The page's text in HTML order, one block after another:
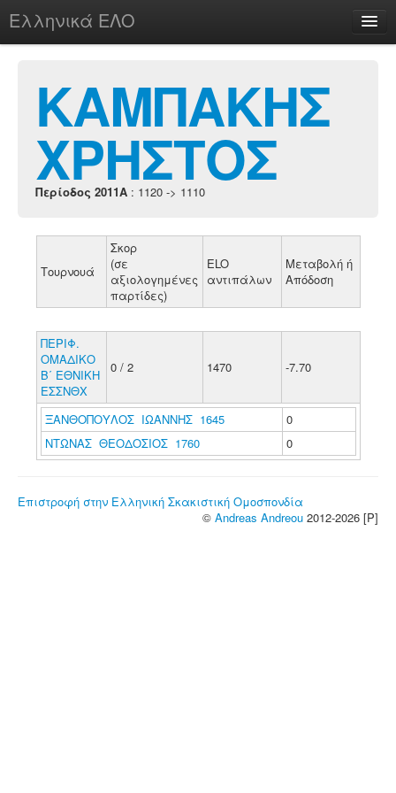
Ελληνικά ΕΛΟ
chesstu.be @ discord
Login
ΚΑΜΠΑΚΗΣ
ΧΡΗΣΤΟΣ
Περίοδος 2011A : 1120 -> 1110
Τουρνουά
Σκορ
(σε
αξιολογημένες
παρτίδες)
ELO
αντιπάλων
Μεταβολή ή
Απόδοση
ΠΕΡΙΦ.
ΟΜΑΔΙΚΟ
Β΄ ΕΘΝΙΚΗ
ΕΣΣΝΘΧ
0 / 2 1470 -7.70
ΞΑΝΘΟΠΟΥΛΟΣ ΙΩΑΝΝΗΣ 1645
0
ΝΤΩΝΑΣ ΘΕΟΔΟΣΙΟΣ 1760
0
Επιστροφή στην Ελληνική Σκακιστική Ομοσπονδία
© Andreas Andreou 2012-2026 [P]